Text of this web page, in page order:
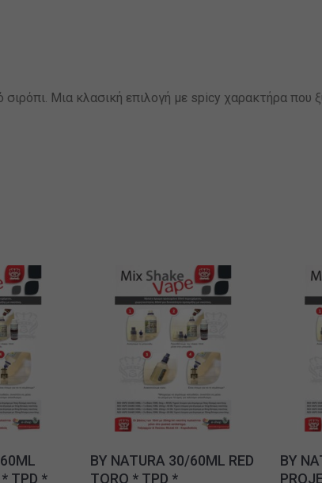
Μια κλασική επιλογή με spicy χαρακτήρα που
* TPD *
BY NATURA 30/60ML RED
TORO * TPD *
BY